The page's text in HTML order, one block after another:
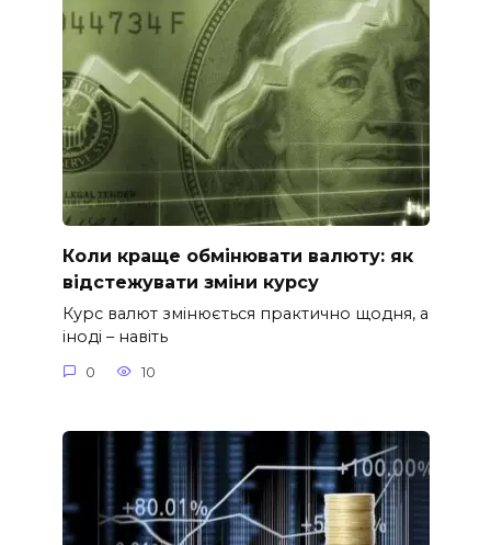
Коли краще обмінювати валюту: як
відстежувати зміни курсу
Курс валют змінюється практично щодня, а
іноді – навіть
0 10